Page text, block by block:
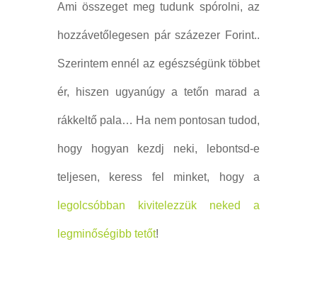
Ami összeget meg tudunk spórolni, az
hozzávetőlegesen pár százezer Forint..
Szerintem ennél az egészségünk többet
ér, hiszen ugyanúgy a tetőn marad a
rákkeltő pala… Ha nem pontosan tudod,
hogy hogyan kezdj neki, lebontsd-e
teljesen, keress fel minket, hogy a
legolcsóbban kivitelezzük neked a
legminőségibb tetőt!